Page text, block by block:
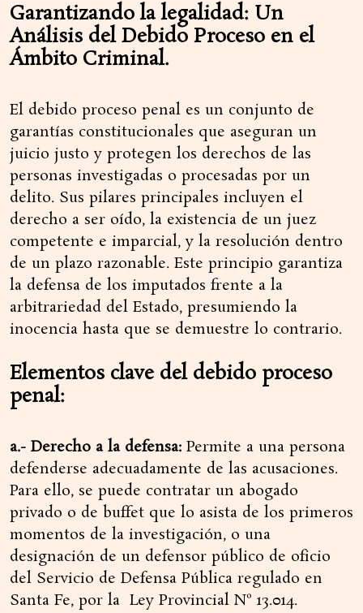
Garantizando la legalidad: Un
Análisis del Debido Proceso en el
Ámbito Criminal.
El debido proceso penal es un conjunto de
garantías constitucionales que aseguran un
juicio justo y protegen los derechos de las
personas investigadas o procesadas por un
delito. Sus pilares principales incluyen el
derecho a ser oído, la existencia de un juez
competente e imparcial, y la resolución dentro
de un plazo razonable. Este principio garantiza
la defensa de los imputados frente a la
arbitrariedad del Estado, presumiendo la
inocencia hasta que se demuestre lo contrario.
Elementos clave del debido proceso
penal:
a.- Derecho a la defensa: Permite a una persona
defenderse adecuadamente de las acusaciones.
Para ello, se puede contratar un abogado
privado o de buffet que lo asista de los primeros
momentos de la investigación, o una
designación de un defensor público de oficio
del Servicio de Defensa Pública regulado en
Santa Fe, por la Ley Provincial Nº 13.014.